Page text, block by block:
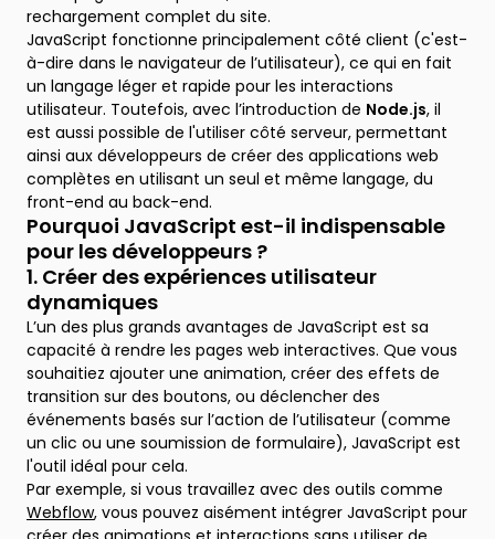
rechargement complet du site.
JavaScript fonctionne principalement côté client (c'est-
à-dire dans le navigateur de l’utilisateur), ce qui en fait
un langage léger et rapide pour les interactions
utilisateur. Toutefois, avec l’introduction de Node.js, il
est aussi possible de l'utiliser côté serveur, permettant
ainsi aux développeurs de créer des applications web
complètes en utilisant un seul et même langage, du
front-end au back-end.
Pourquoi JavaScript est-il indispensable
pour les développeurs ?
1. Créer des expériences utilisateur
dynamiques
L’un des plus grands avantages de JavaScript est sa
capacité à rendre les pages web interactives. Que vous
souhaitiez ajouter une animation, créer des effets de
transition sur des boutons, ou déclencher des
événements basés sur l’action de l’utilisateur (comme
un clic ou une soumission de formulaire), JavaScript est
l'outil idéal pour cela.
Par exemple, si vous travaillez avec des outils comme
Webflow, vous pouvez aisément intégrer JavaScript pour